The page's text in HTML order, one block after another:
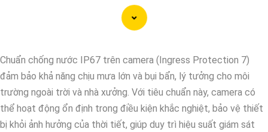
Với tính năng chống nhiễu 3D DNR camera sẽ giúp bạn quan sát
sáng yếu hoặc độ nhiễu cao. Với Những Trang bị cao cấp làm
cho việc giám sát, quan sát trở nên dễ dàng và chính xác hơn.
Chuẩn chống nước IP67 trên camera (Ingress Protection 7)
đảm bảo khả năng chịu mưa lớn và bụi bẩn, lý tưởng cho môi
trường ngoài trời và nhà xưởng. Với tiêu chuẩn này, camera có
thể hoạt động ổn định trong điều kiện khắc nghiệt, bảo vệ thiết
bị khỏi ảnh hưởng của thời tiết, giúp duy trì hiệu suất giám sát